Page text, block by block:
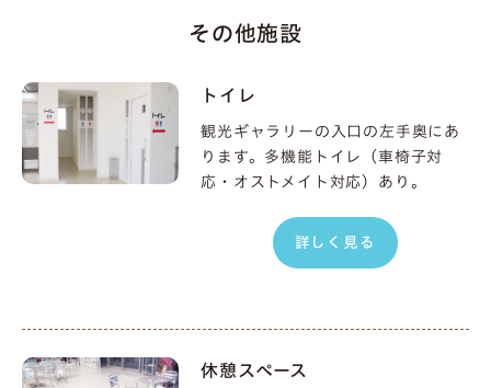
その他施設
トイレ
観光ギャラリーの入口の左手奥にあ
ります。多機能トイレ（車椅子対
応・オストメイト対応）あり。
詳しく見る
休憩スペース